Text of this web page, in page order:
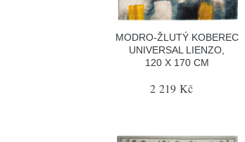
MODRO-ŽLUTÝ KOBEREC
UNIVERSAL LIENZO,
120 X 170 CM
2 219 Kč